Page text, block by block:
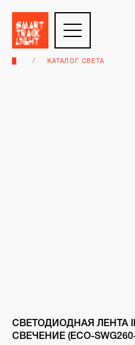
КАТАЛОГ СВЕТА
СВЕТОДИОДНАЯ ЛЕНТА
СВЕЧЕНИЕ (ECO-SWG260-